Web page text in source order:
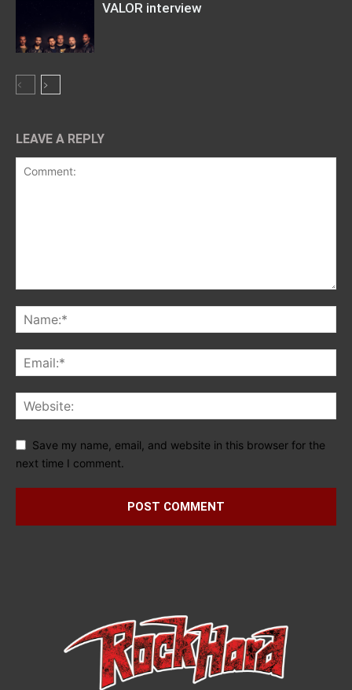
VALOR interview
LEAVE A REPLY
Save my name, email, and website in this browser for the
next time I comment.